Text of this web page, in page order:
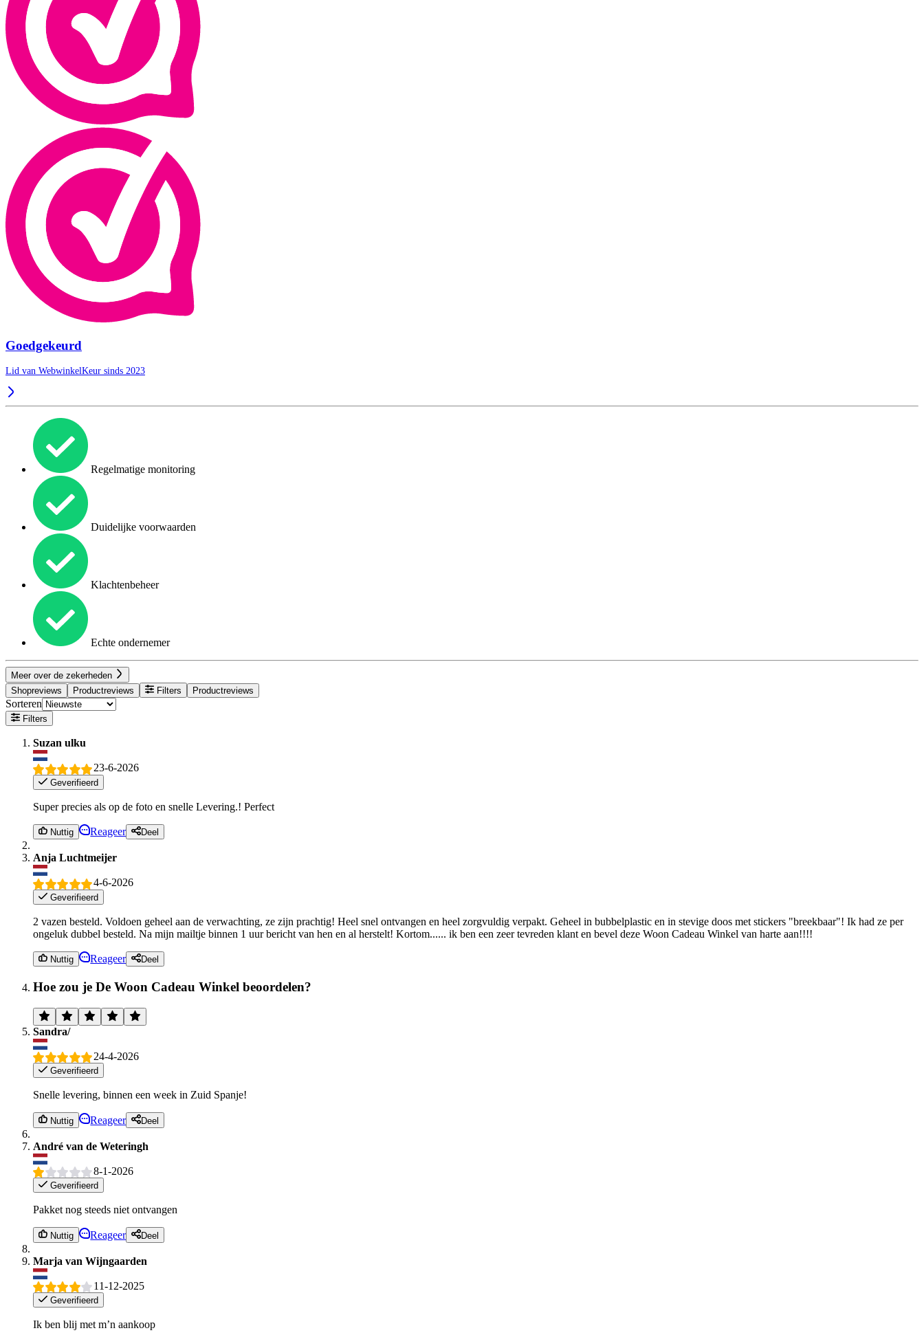
Goedgekeurd
Lid van WebwinkelKeur sinds 2023
Regelmatige monitoring
Duidelijke voorwaarden
Klachtenbeheer
Echte ondernemer
Meer over de zekerheden
Shopreviews
Productreviews Filters Productreviews
Sorteren
Filters
Suzan ulku
23-6-2026
Geverifieerd
Super precies als op de foto en snelle Levering.! Perfect
Nuttig Reageer Deel
Anja Luchtmeijer
4-6-2026
Geverifieerd
2 vazen besteld. Voldoen geheel aan de verwachting, ze zijn prachtig! Heel snel ontvangen en heel zorgvuldig verpakt. Geheel in bubbelplastic en in stevige doos met stickers "breekbaar"! Ik had ze per
ongeluk dubbel besteld. Na mijn mailtje binnen 1 uur bericht van hen en al herstelt! Kortom...... ik ben een zeer tevreden klant en bevel deze Woon Cadeau Winkel van harte aan!!!!
Nuttig Reageer Deel
Hoe zou je De Woon Cadeau Winkel beoordelen?
Sandra/
24-4-2026
Geverifieerd
Snelle levering, binnen een week in Zuid Spanje!
Nuttig Reageer Deel
André van de Weteringh
8-1-2026
Geverifieerd
Pakket nog steeds niet ontvangen
Nuttig Reageer Deel
Marja van Wijngaarden
11-12-2025
Geverifieerd
Ik ben blij met m’n aankoop